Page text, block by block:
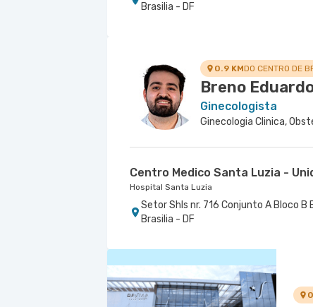
Brasilia - DF
0.9 KMDO CENTRO DE
Breno
Ginecologista
Ginecologia Clinica,
Centro Medico Santa Luzia -
Hospital Santa Luzia
Setor Shls nr. 716 Conjunto A Bloco B
Brasilia - DF